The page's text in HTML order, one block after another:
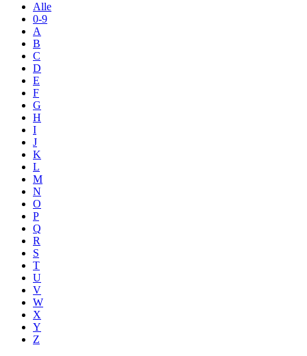
Alle
0-9
A
B
C
D
E
F
G
H
I
J
K
L
M
N
O
P
Q
R
S
T
U
V
W
X
Y
Z